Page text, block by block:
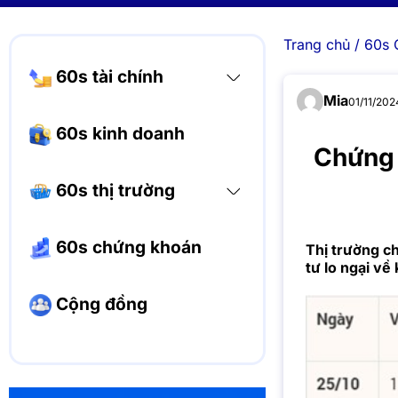
60s tài chính
60s kinh doanh
60s thị trường
60s chứng khoán
Cộng đồng
Trang chủ/ 60s
Mia01/11/
Thị trường
tư lo ngại về